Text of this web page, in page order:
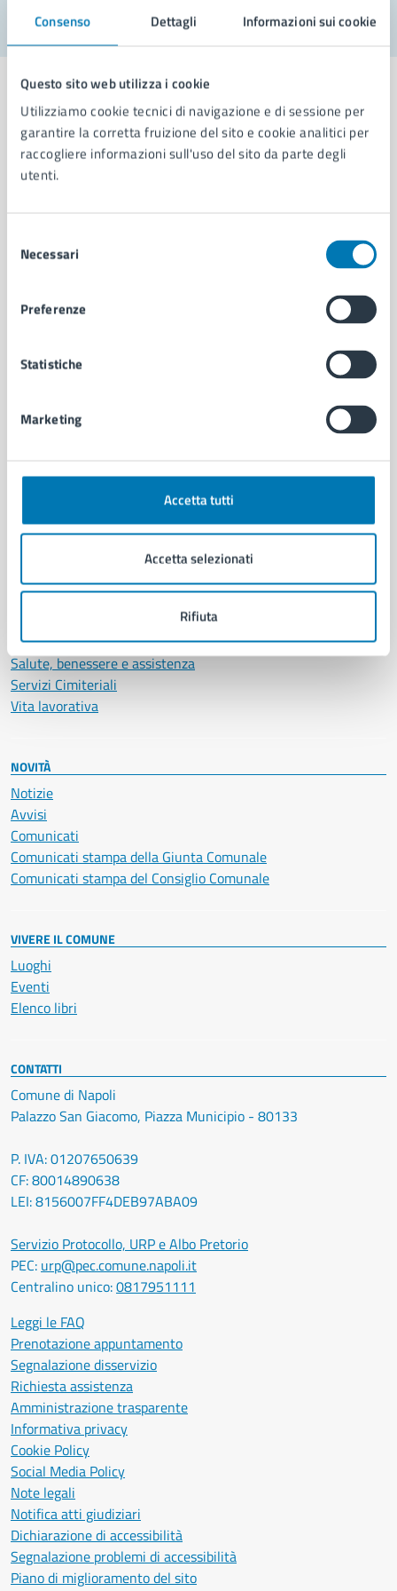
Consenso Dettagli Informazioni sui cookie
Questo sito web utilizza i cookie
Utilizziamo cookie tecnici di navigazione e di sessione per
garantire la corretta fruizione del sito e cookie analitici per
raccogliere informazioni sull'uso del sito da parte degli
utenti.
delNecessari
Preferenze
Statistiche
Marketing
Accetta tutti
Accetta selezionati
Rifiuta
Comune di Napoli
Organi di governo
Uffici
Enti e fondazioni
Personale amministrativo
Autorizzazioni
Cultura e tempo libero
Documenti e certificati
Educazione e formazione
Giustizia e sicurezza pubblica
Imprese e commercio
Salute, benessere e assistenza
Servizi Cimiteriali
Vita lavorativa
NOVITÀ
Notizie
Avvisi
Comunicati
Comunicati stampa della Giunta Comunale
Comunicati stampa del Consiglio Comunale
VIVERE IL COMUNE
Luoghi
Eventi
Elenco libri
CONTATTI
Comune di Napoli
Palazzo San Giacomo, Piazza Municipio - 80133
P. IVA: 01207650639
CF: 80014890638
LEI: 8156007FF4DEB97ABA09
Servizio Protocollo, URP e Albo Pretorio
PEC: urp@pec.comune.napoli.it
Centralino unico:0817951111
Leggi le FAQ
Prenotazione appuntamento
Segnalazione disservizio
Richiesta assistenza
Amministrazione trasparente
Informativa privacy
Cookie Policy
Social Media Policy
Note legali
Notifica atti giudiziari
Dichiarazione di accessibilità
Segnalazione problemi di accessibilità
Piano di miglioramento del sito